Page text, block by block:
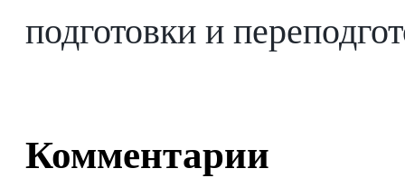
подготовки и
Комментарии